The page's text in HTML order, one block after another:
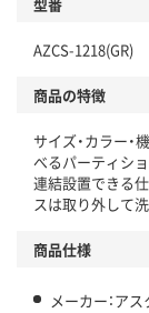
仕組
この商品の環境
アスクル商品環
AZCS-1218(GR)
商品の特徴
サイズ・カラー
べるパーティシ
連結設置できる
スは取り外して
商品仕様
メーカー：ア